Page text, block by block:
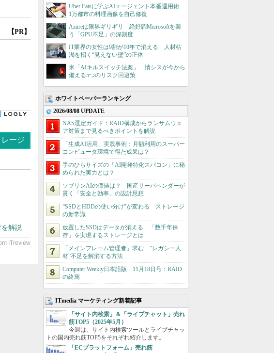
【PR】
ージ
を解説
Uber Eatsに学ぶAIエージェント本番運用術
1万都市の料理画像を自己修復
Azureは限界ギリギリ 絶好調Microsoftを襲
う「GPU不足」の深刻度
IT業界の女性は9割が10年で消える 人材枯
渇を招く“見えない壁”の正体
米「AIキルスイッチ法案」 情シスが今から
備える5つのリスク回避策
ホワイトペーパーランキング
2026/08/08 UPDATE
NAS選定ガイド：RAID構成からランサムウェ
ア対策まで見るべきポイントを解説
「生成AI活用」実践事例：月額利用のスーパー
コンピュータ環境で得た成果は？
手のひらサイズの「AI開発特化スパコン」に秘
められた実力とは？
ソブリンAIの価値は？ 国産サーバベンダーが
貫く「安全と効率」の設計思想
“SSDとHDDの使い分け”が変わる ストレージ
の新常識
放置したSSDはデータが消える 「数千年保
存」を実現するストレージとは
「メインフレーム管理者」求む “レガシー人
材”不足を解消する方法
Computer Weekly日本語版 11月18日号：RAID
の終焉
ITmedia マーケティング新着記事
「サイト内検索」＆「ライブチャット」売れ
筋TOP5（2025年5月）
今週は、サイト内検索ツールとライブチャッ
トの国内売れ筋TOP5をそれぞれ紹介します。
「ECプラットフォーム」売れ筋